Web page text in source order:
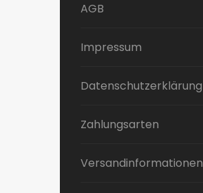
AGB
Impressum
Datenschutzerklärung
Zahlungsarten
Versandinformationen